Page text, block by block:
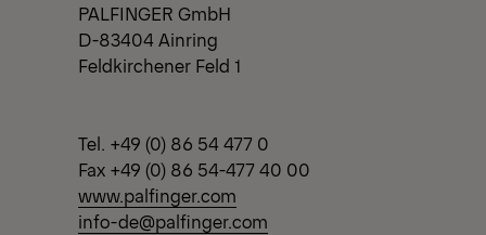
PALFINGER GmbH
D-83404 Ainring
Feldkirchener Feld 1
Tel. +49 (0) 86 54 477 0
Fax +49 (0) 86 54-477 40 00
www.palfinger.com
info-de@palfinger.com